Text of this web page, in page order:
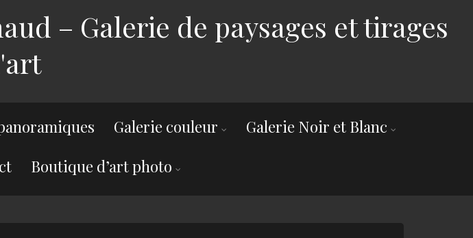
– Galerie de paysages et tirages
Galerie couleur
Galerie Noir et Blanc
Boutique d’art photo